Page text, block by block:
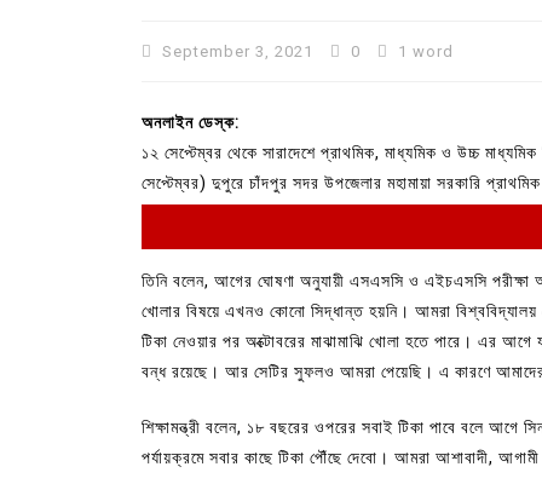
September 3, 2021 0 1 word
অনলাইন ডেস্ক:
১২ সেপ্টেম্বর থেকে সারাদেশে প্রাথমিক, মাধ্যমিক ও উচ্চ মাধ্যমিক
সেপ্টেম্বর) দুপুরে চাঁদপুর সদর উপজেলার মহামায়া সরকারি
তিনি বলেন, আগের ঘোষণা অনুযায়ী এসএসসি ও এইচএসসি পরীক্ষা
খোলার বিষয়ে এখনও কোনো সিদ্ধান্ত হয়নি। আমরা বিশ্ববিদ্যালয়
টিকা নেওয়ার পর অক্টোবরের মাঝামাঝি খোলা হতে পারে। এর আগে
বন্ধ রয়েছে। আর সেটির সুফলও আমরা পেয়েছি। এ কারণে আমাদের
শিক্ষামন্ত্রী বলেন, ১৮ বছরের ওপরের সবাই টিকা পাবে বলে
পর্যায়ক্রমে সবার কাছে টিকা পৌঁছে দেবো। আমরা আশাবাদী, আগামী
Uncategorized
বরুড়ায় বলাৎকারের অভিযোগে
আহত